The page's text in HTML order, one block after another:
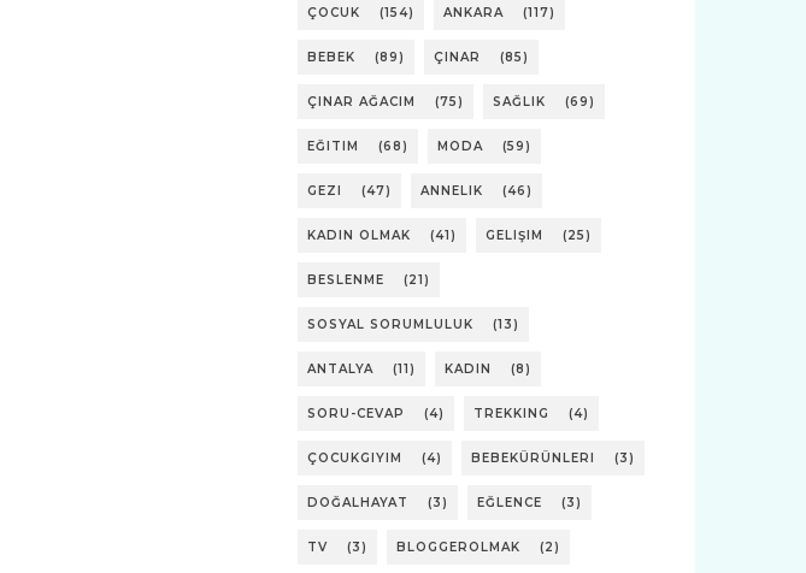
ÇOCUK (154) ANKARA (117)
BEBEK (89) ÇINAR (85)
ÇINAR AĞACIM (75) SAĞLIK (69)
EĞITIM (68) MODA (59)
GEZI (47) ANNELIK (46)
KADIN OLMAK (41) GELIŞIM (25)
BESLENME (21)
SOSYAL SORUMLULUK (13)
ANTALYA (11) KADIN (8)
SORU-CEVAP (4) TREKKING (4)
ÇOCUKGIYIM (4) BEBEKÜRÜNLERI (3)
DOĞALHAYAT (3) EĞLENCE (3)
TV (3) BLOGGEROLMAK (2)